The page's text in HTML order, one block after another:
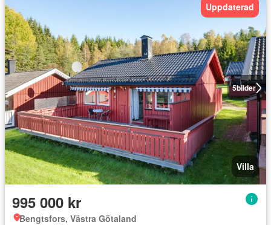
5bilder
Uppdaterad
Villa
995 000 kr
Bengtsfors, Västra Götaland